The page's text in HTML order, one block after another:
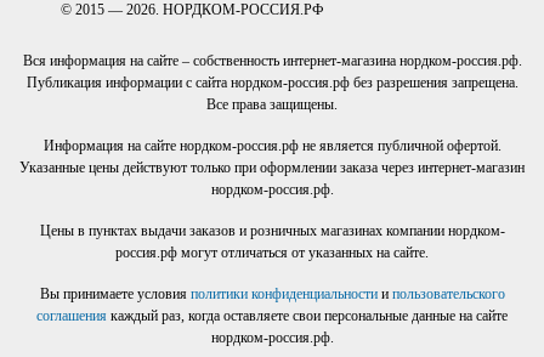
© 2015 — 2026. НОРДКОМ-РОССИЯ.РФ
Вся информация на сайте – собственность интернет-магазина нордком-россия.рф.
Публикация информации с сайта нордком-россия.рф без разрешения запрещена.
Все права защищены.
Информация на сайте нордком-россия.рф не является публичной офертой.
Указанные цены действуют только при оформлении заказа через интернет-магазин
нордком-россия.рф.
Цены в пунктах выдачи заказов и розничных магазинах компании нордком-
россия.рф могут отличаться от указанных на сайте.
Вы принимаете условия политики конфиденциальностии пользовательского
соглашения каждый раз, когда оставляете свои персональные данные на сайте
нордком-россия.рф.